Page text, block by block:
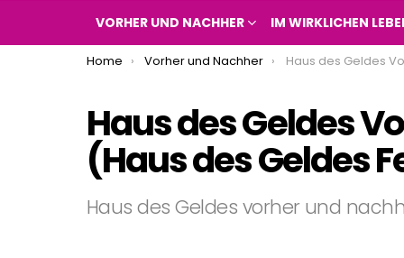
VORHER UND NACHHER IM WIRKLICHEN
You are here:
Home Vorher und Nachher Haus des Geldes Vorher und Nachher
Haus des Geldes
(Haus des Geldes
Haus des Geldes vorher und